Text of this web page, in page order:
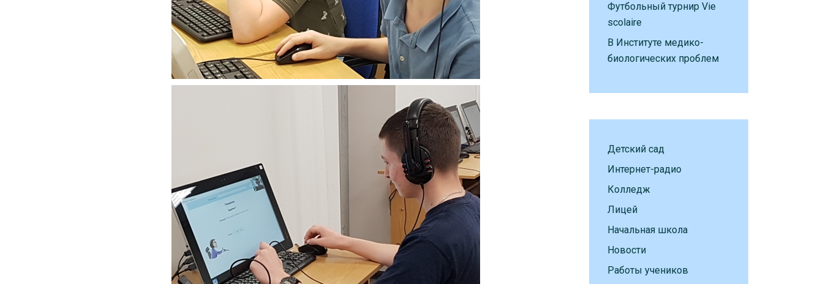
Футбольный турнир Vie
scolaire
В Институте медико-
биологических проблем
Детский сад
Интернет-радио
Колледж
Лицей
Начальная школа
Новости
Работы учеников